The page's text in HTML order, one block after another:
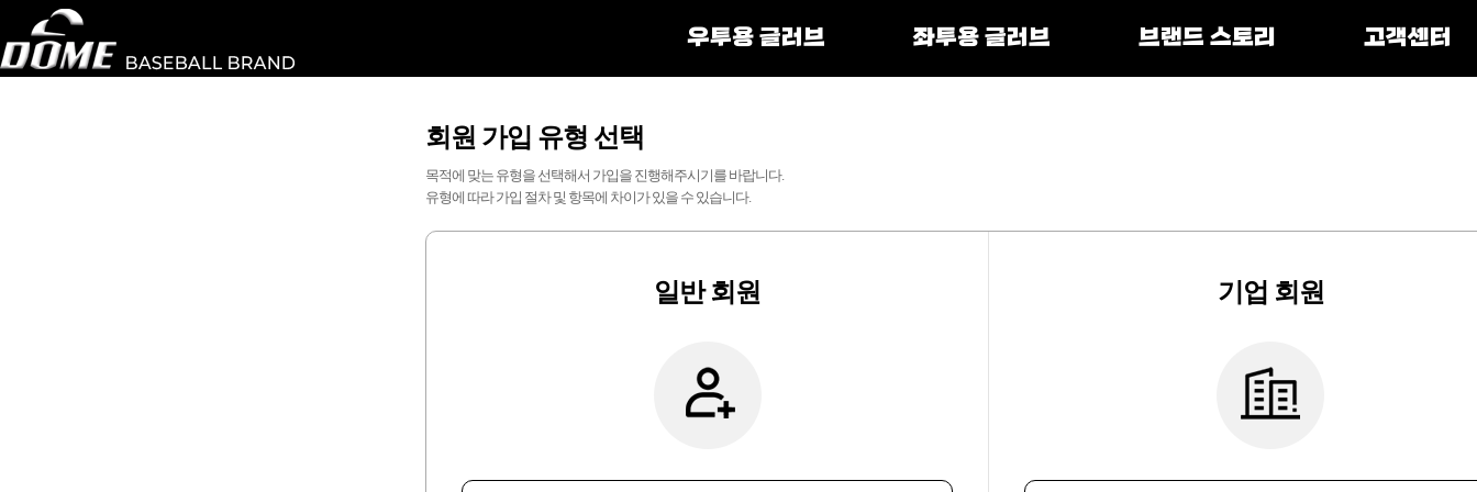
우투용 글러브 좌투용 글러브 브랜드 스토리 고객센터
회원 가입 유형 선택
목적에 맞는 유형을 선택해서 가입을 진행해주시기를 바랍니다.
유형에 따라 가입 절차 및 항목에 차이가 있을 수 있습니다.
일반 회원 기업 회원